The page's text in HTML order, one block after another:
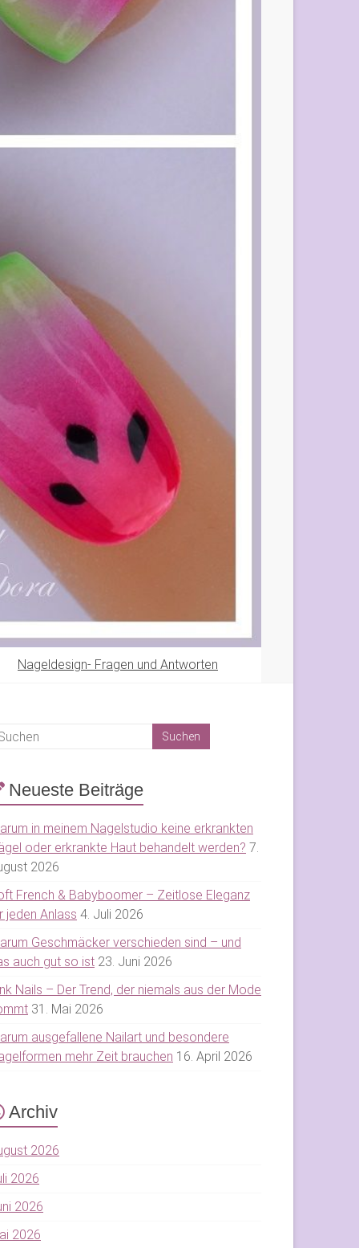
Nageldesign- Fragen und Antworten
Neueste Beiträge
in meinem Nagelstudio keine erkrankten
oder erkrankte Haut behandelt werden? 7.
2026
French & Babyboomer – Zeitlose Eleganz
jeden Anlass 4. Juli 2026
Geschmäcker verschieden sind – und
auch gut so ist 23. Juni 2026
Nails – Der Trend, der niemals aus der Mode
31. Mai 2026
ausgefallene Nailart und besondere
mehr Zeit brauchen 16. April 2026
Archiv
2026
2026
2026
2026